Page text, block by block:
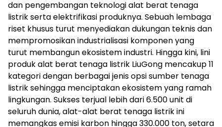
dan pengembangan teknologi alat berat tenaga
listrik serta elektrifikasi produknya. Sebuah lembaga
riset khusus turut menyediakan dukungan teknis dan
mempromosikan industrialisasi komponen yang
turut membangun ekosistem industri. Hingga kini, lini
produk alat berat tenaga listrik LiuGong mencakup 11
kategori dengan berbagai jenis opsi sumber tenaga
listrik sehingga menciptakan ekosistem yang ramah
lingkungan. Sukses terjual lebih dari 6.500 unit di
seluruh dunia, alat-alat berat tenaga listrik ini
memangkas emisi karbon hingga 330.000 ton, setara